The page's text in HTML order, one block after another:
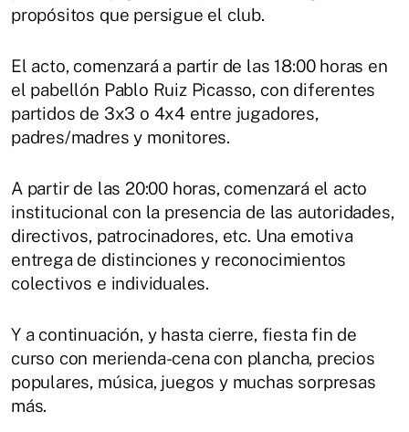
propósitos que persigue el club.
El acto, comenzará a partir de las 18:00 horas en
el pabellón Pablo Ruiz Picasso, con diferentes
partidos de 3x3 o 4x4 entre jugadores,
padres/madres y monitores.
A partir de las 20:00 horas, comenzará el acto
institucional con la presencia de las autoridades,
directivos, patrocinadores, etc. Una emotiva
entrega de distinciones y reconocimientos
colectivos e individuales.
Y a continuación, y hasta cierre, fiesta fin de
curso con merienda-cena con plancha, precios
populares, música, juegos y muchas sorpresas
más.